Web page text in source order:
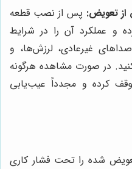
تعویض: پس از نصب قطعه
و عملکرد آن را در شرایط
غیرعادی، لرزش‌ها، و
در صورت مشاهده هرگونه
کرده و مجدداً عیب‌یابی
شده را تحت فشار کاری